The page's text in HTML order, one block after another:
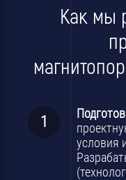
Как мы
условия